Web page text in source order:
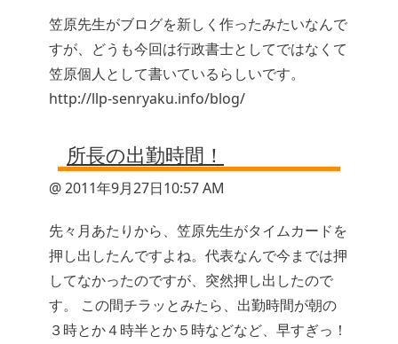
笠原先生がブログを新しく作ったみたいなんで
すが、どうも今回は行政書士としてではなくて
笠原個人として書いているらしいです。
http://llp-senryaku.info/blog/
所長の出勤時間！
@ 2011年9月27日10:57 AM
先々月あたりから、笠原先生がタイムカードを
押し出したんですよね。代表なんで今までは押
してなかったのですが、突然押し出したので
す。 この間チラッとみたら、出勤時間が朝の
３時とか４時半とか５時などなど、早すぎっ！